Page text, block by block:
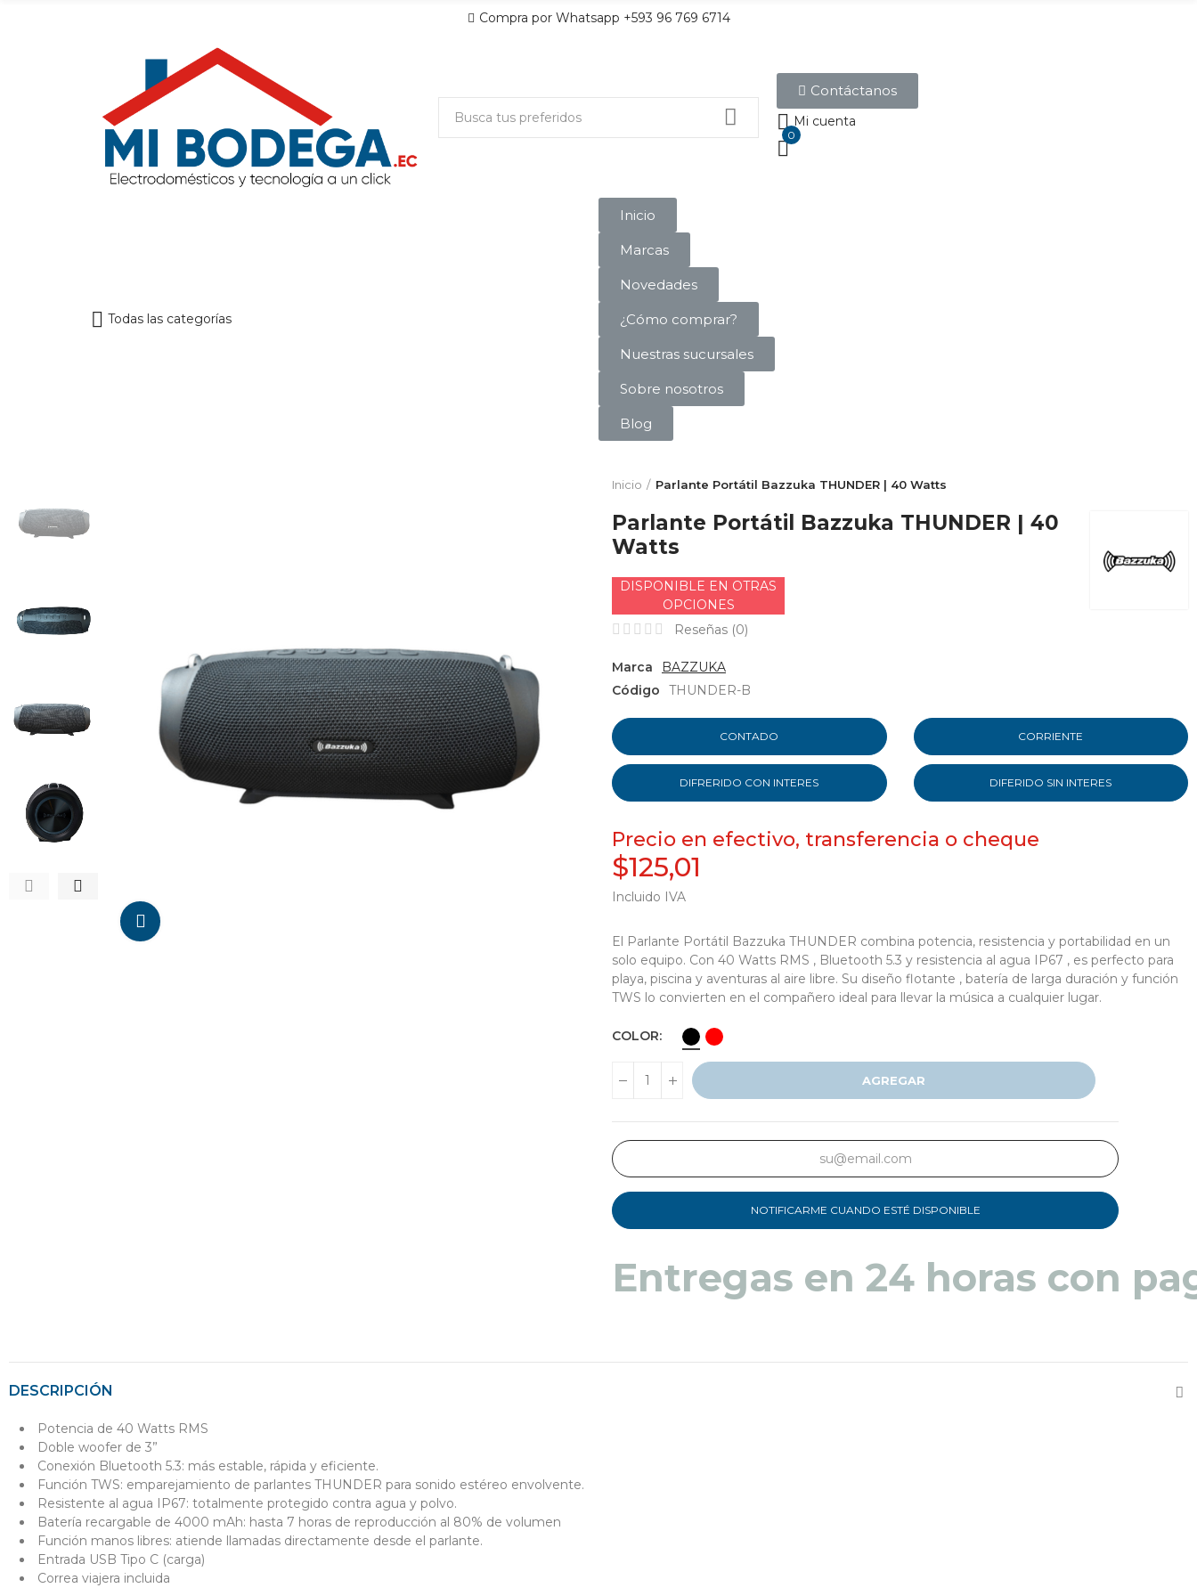
Compra por Whatsapp +593 96 769 6714
Contáctanos
Mi cuenta
0
Todas las categorías
Inicio
Marcas
Novedades
¿Cómo comprar?
Nuestras sucursales
Sobre nosotros
Blog
Inicio Parlante Portátil Bazzuka THUNDER | 40 Watts
Parlante Portátil Bazzuka THUNDER | 40
Watts
DISPONIBLE EN OTRAS
OPCIONES
Reseñas (0)
Marca
BAZZUKA
Código
THUNDER-B
CONTADO CORRIENTE
DIFRERIDO CON INTERES DIFERIDO SIN INTERES
Precio en efectivo, transferencia o cheque
$125,01
Incluido IVA
El Parlante Portátil Bazzuka THUNDER combina potencia, resistencia y portabilidad en un
solo equipo. Con 40 Watts RMS , Bluetooth 5.3 y resistencia al agua IP67 , es perfecto para
playa, piscina y aventuras al aire libre. Su diseño flotante , batería de larga duración y función
TWS lo convierten en el compañero ideal para llevar la música a cualquier lugar.
COLOR
AGREGAR
NOTIFICARME CUANDO ESTÉ DISPONIBLE
Entregas en 48 a 72 horas
DESCRIPCIÓN
Potencia de 40 Watts RMS
Doble woofer de 3”
Conexión Bluetooth 5.3: más estable, rápida y eficiente.
Función TWS: emparejamiento de parlantes THUNDER para sonido estéreo envolvente.
Resistente al agua IP67: totalmente protegido contra agua y polvo.
Batería recargable de 4000 mAh: hasta 7 horas de reproducción al 80% de volumen
Función manos libres: atiende llamadas directamente desde el parlante.
Entrada USB Tipo C (carga)
Correa viajera incluida